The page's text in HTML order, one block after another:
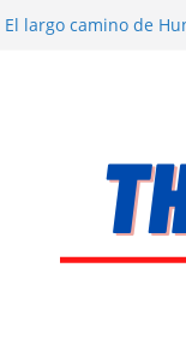
El largo camino de
El océano Pacífico
respaldada con